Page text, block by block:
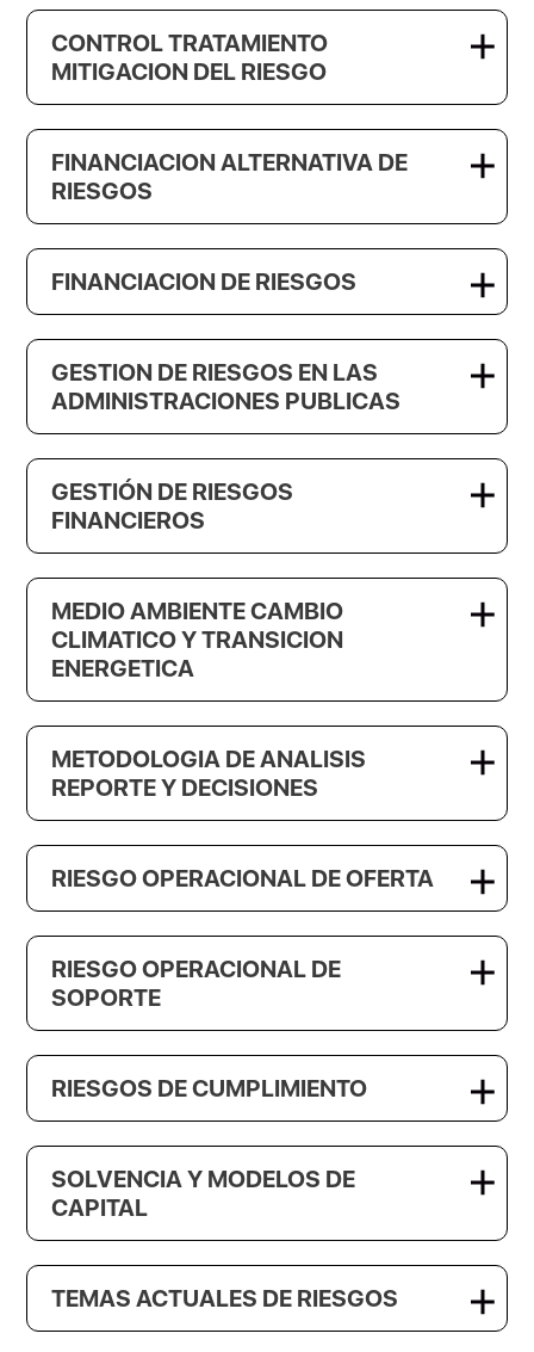
CONTROL TRATAMIENTO
MITIGACION DEL RIESGO
FINANCIACION ALTERNATIVA DE
RIESGOS
FINANCIACION DE RIESGOS
GESTION DE RIESGOS EN LAS
ADMINISTRACIONES PUBLICAS
GESTIÓN DE RIESGOS
FINANCIEROS
MEDIO AMBIENTE CAMBIO
CLIMATICO Y TRANSICION
ENERGETICA
METODOLOGIA DE ANALISIS
REPORTE Y DECISIONES
RIESGO OPERACIONAL DE OFERTA
RIESGO OPERACIONAL DE
SOPORTE
RIESGOS DE CUMPLIMIENTO
SOLVENCIA Y MODELOS DE
CAPITAL
TEMAS ACTUALES DE RIESGOS